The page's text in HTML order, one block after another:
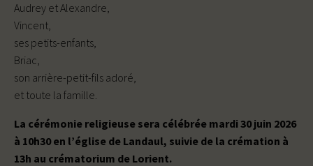
Audrey et Alexandre,
Vincent,
ses petits-enfants,
Briac,
son arrière-petit-fils adoré,
et toute la famille.
La cérémonie religieuse sera célébrée mardi 30 juin 2026
à 10h30 en l’église de Landaul, suivie de la crémation à
13h au crématorium de Lorient.